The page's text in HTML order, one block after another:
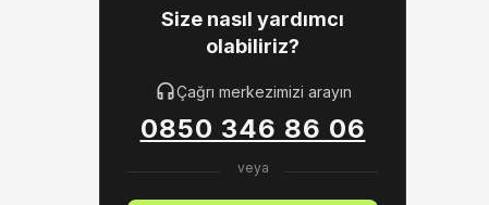
Size nasıl yardımcı
olabiliriz?
Çağrı merkezimizi arayın
0850 346 86 06